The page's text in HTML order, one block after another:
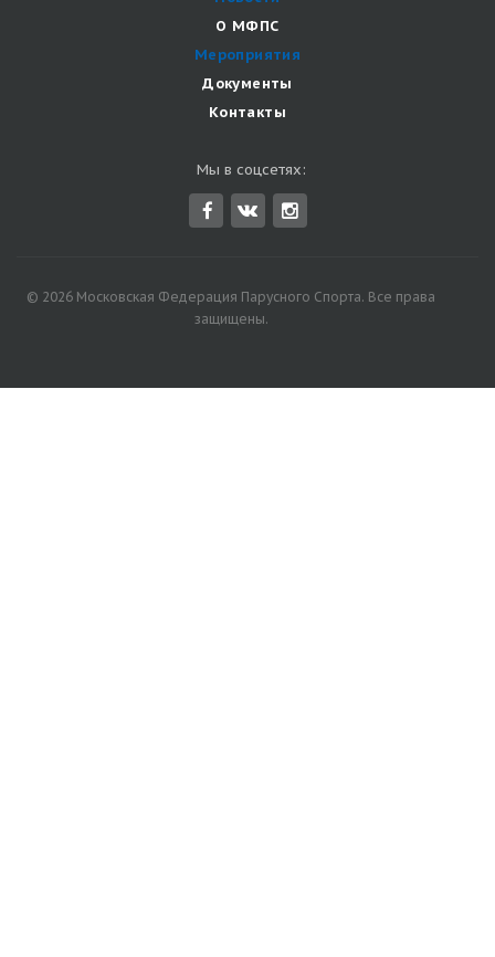
О МФПС
Мероприятия
Документы
Контакты
Мы в соцсетях:
© 2026 Московская Федерация Парусного Спорта. Все права
защищены.